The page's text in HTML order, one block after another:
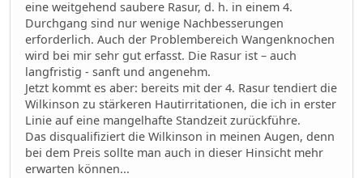
eine weitgehend saubere Rasur, d. h. in einem 4.
Durchgang sind nur wenige Nachbesserungen
erforderlich. Auch der Problembereich Wangenknochen
wird bei mir sehr gut erfasst. Die Rasur ist – auch
langfristig - sanft und angenehm.
Jetzt kommt es aber: bereits mit der 4. Rasur tendiert die
Wilkinson zu stärkeren Hautirritationen, die ich in erster
Linie auf eine mangelhafte Standzeit zurückführe.
Das disqualifiziert die Wilkinson in meinen Augen, denn
bei dem Preis sollte man auch in dieser Hinsicht mehr
erwarten können...